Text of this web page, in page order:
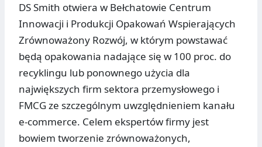
DS Smith otwiera w Bełchatowie Centrum
Innowacji i Produkcji Opakowań Wspierających
Zrównoważony Rozwój, w którym powstawać
będą opakowania nadające się w 100 proc. do
recyklingu lub ponownego użycia dla
największych firm sektora przemysłowego i
FMCG ze szczególnym uwzględnieniem kanału
e-commerce. Celem ekspertów firmy jest
bowiem tworzenie zrównoważonych,